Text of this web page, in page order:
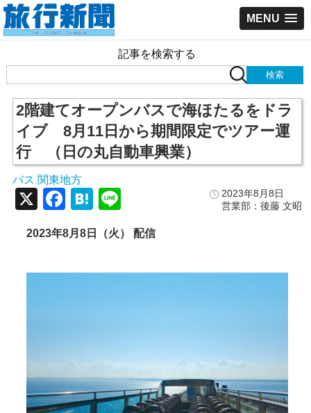
MENU
記事を検索する
2階建てオープンバスで海ほたるをドラ
イブ 8月11日から期間限定でツアー運
行 （日の丸自動車興業）
バス 関東地方
2023年8月8日
営業部：後藤 文昭
X Facebook
Hatena
2023年8月8日（火） 配信